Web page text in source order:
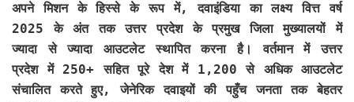
अपने मिशन के हिस्से के रूप में, दवाइंडिया का लक्ष्य वित्त वर्ष
2025 के अंत तक उत्तर प्रदेश के प्रमुख जिला मुख्यालयों में
ज्यादा से ज्यादा आउटलेट स्थापित करना है। वर्तमान में उत्तर
प्रदेश में 250+ सहित पूरे देश में 1,200 से अधिक आउटलेट
संचालित करते हुए, जेनेरिक दवाइयों की पहुँच जनता तक बेहतर